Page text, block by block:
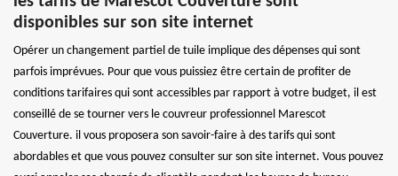
disponibles sur son site internet
Opérer un changement partiel de tuile implique des dépenses qui sont
parfois imprévues. Pour que vous puissiez être certain de profiter de
conditions tarifaires qui sont accessibles par rapport à votre budget, il est
conseillé de se tourner vers le couvreur professionnel Marescot
Couverture. il vous proposera son savoir-faire à des tarifs qui sont
abordables et que vous pouvez consulter sur son site internet. Vous pouvez